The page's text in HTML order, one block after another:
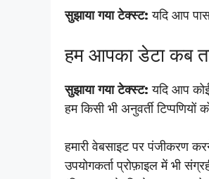
सुझाया गया टेक्स्ट:यदि आप
हम आपका डेटा कब
सुझाया गया टेक्स्ट:यदि आप
हम किसी भी अनुवर्ती
हमारी वेबसाइट पर पंजीकरण
उपयोगकर्ता प्रोफ़ाइल में भी